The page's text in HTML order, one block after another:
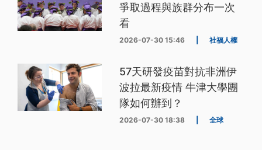
爭取過程與族群分布一次
看
2026-07-30 15:46 社福人權
57天研發疫苗對抗非洲伊
波拉最新疫情 牛津大學團
隊如何辦到？
2026-07-30 18:38 全球